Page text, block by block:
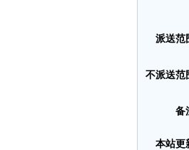
派送范
不派送范
备
本站更